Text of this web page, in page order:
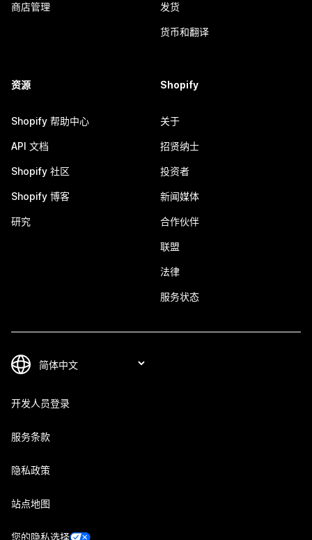
商店管理 发货
货币和翻译
资源
Shopify 帮助中心
API 文档
Shopify 社区
Shopify 博客
研究
Shopify
关于
招贤纳士
投资者
新闻媒体
合作伙伴
联盟
法律
服务状态
开发人员登录
服务条款
隐私政策
站点地图
您的隐私选择